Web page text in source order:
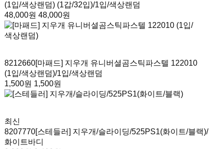
(1입/색상랜덤) (1갑/32입)/1입/색상랜덤
48,000원 48,000원
8212660[마패드] 지우개 유니버셜곰스틱파스텔 122010
(1입/색상랜덤)/1입/색상랜덤
1,500원 1,500원
최신
8207770[스테들러] 지우개/슬라이딩/525PS1(화이트/블랙)/
화이트바디